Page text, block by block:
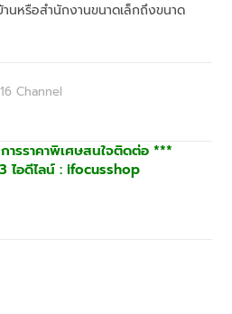
านหรือสำนักงานขนาดเล็กถึงขนาด
Channel
ารราคาพิเศษสนใจติดต่อ ***
ไอดีไลน์ : ifocusshop